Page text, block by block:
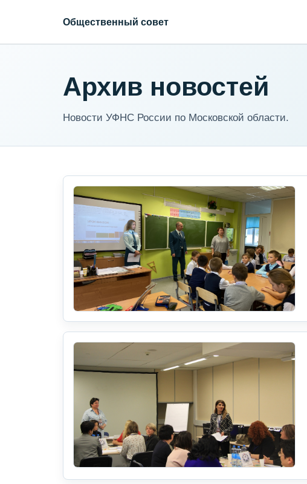
Общественный совет
Архив новостей
Новости УФНС России по Московской области.